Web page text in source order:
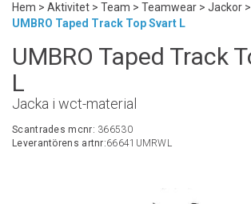
Hem>Aktivitet>Team>Teamwear>Jackor
UMBRO Taped Track Top Svart L
UMBRO Taped Track
L
Jacka i wct-material
Scantrades mcnr: 366530
Leverantörens artnr:66641UMRWL